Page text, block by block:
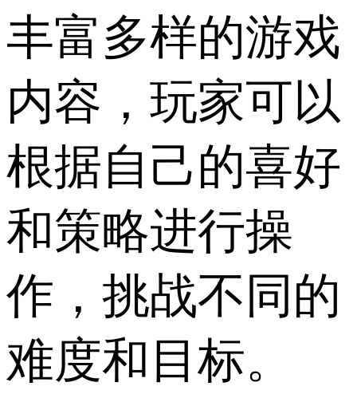
丰富多样的游戏
内容，玩家可以
根据自己的喜好
和策略进行操
作，挑战不同的
难度和目标。